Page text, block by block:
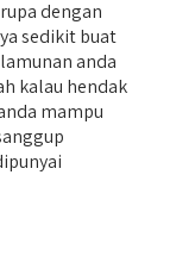
dengan
sedikit buat
anda
kalau hendak
mampu